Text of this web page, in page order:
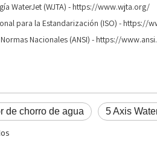
WaterJet (WJTA) - https://www.wjta.org/
para la Estandarización (ISO) - https://
Nacionales (ANSI) - https://
de chorro de agua 5 Axis